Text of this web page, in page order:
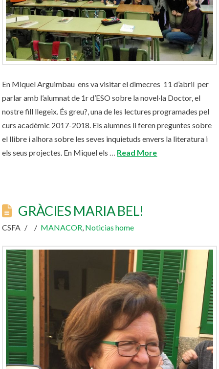
En Miquel Arguimbau ens va visitar el dimecres 11 d’abril per
parlar amb l’alumnat de 1r d’ESO sobre la novel·la Doctor, el
nostre fill llegeix. És greu?, una de les lectures programades pel
curs acadèmic 2017-2018. Els alumnes li feren preguntes sobre
el llibre i alhora sobre les seves inquietuds envers la literatura i
els seus projectes. En Miquel els … Read More
GRÀCIES MARIA BEL!
CSFA MANACOR, Noticias home